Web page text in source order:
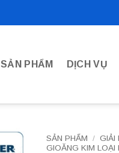
SẢN PHẨM DỊCH VỤ
SẢN PHẨM / GIẢI
GIOĂNG KIM LOẠI